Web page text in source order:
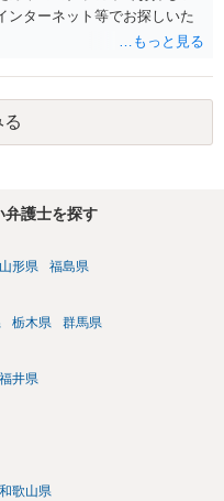
るか，訴訟にするか，その点
めているのか，それさえも否
かわらず支払を拒否するので
います。）への対応ではあま
り合えるなら本人様の交渉で
の観点であれば，訴訟に進む
ンターネット等でお探しいた
る
弁護士を探す
山形県 福島県
栃木県 群馬県
福井県
和歌山県